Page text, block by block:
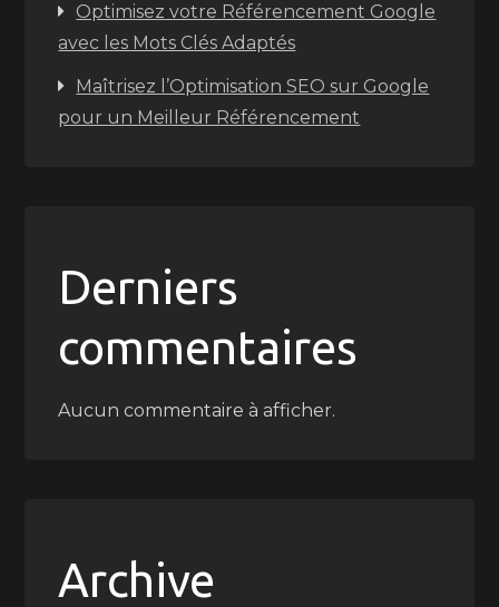
Optimisez votre Référencement Google
avec les Mots Clés Adaptés
Maîtrisez l’Optimisation SEO sur Google
pour un Meilleur Référencement
Derniers
commentaires
Aucun commentaire à afficher.
Archive